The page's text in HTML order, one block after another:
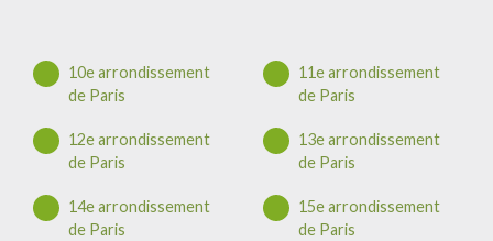
10e arrondissement
de Paris
11e arrondissement
de Paris
12e arrondissement
de Paris
13e arrondissement
de Paris
14e arrondissement
de Paris
15e arrondissement
de Paris